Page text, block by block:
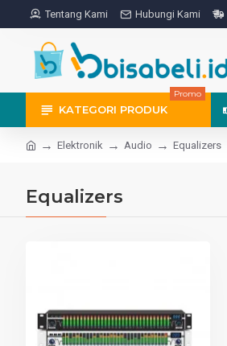
Tentang Kami Hubungi Kami
KATEGORI PRODUK
Promo
Elektronik Audio Equalizers
Equalizers